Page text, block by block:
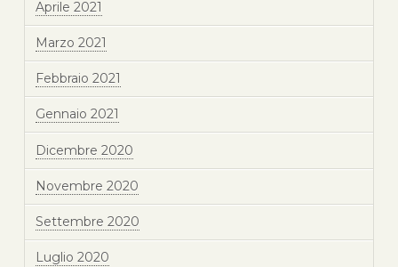
Aprile 2021
Marzo 2021
Febbraio 2021
Gennaio 2021
Dicembre 2020
Novembre 2020
Settembre 2020
Luglio 2020